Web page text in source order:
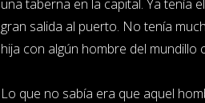
una taberna en la capital. Ya tenía
gran salida al puerto. No tenía
hija con algún hombre del
Lo que no sabía era que aquel